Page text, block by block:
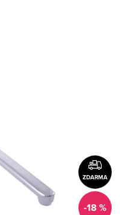
ZDARMA
-18 %